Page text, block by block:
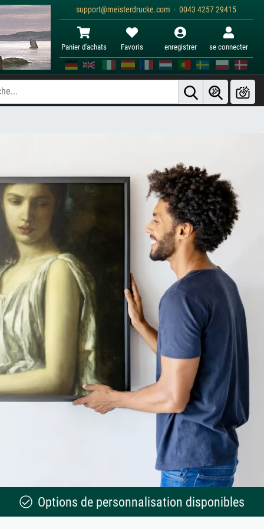
support@meisterdrucke.com · 0043 4257 29415
Panier d'achats Favoris enregistrer se connecter
Options de personnalisation disponibles